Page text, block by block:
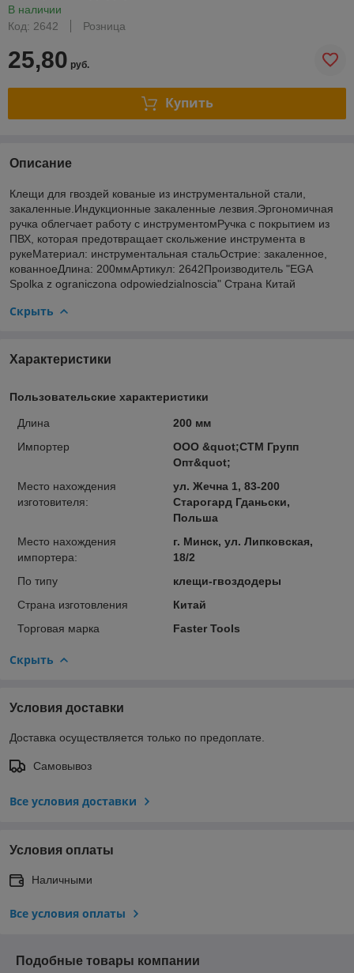
В наличии
Код: 2642
Розница
25,80 руб.
Купить
Описание
Клещи для гвоздей кованые из инструментальной стали,
закаленные.Индукционные закаленные лезвия.Эргономичная
ручка облегчает работу с инструментомРучка с покрытием из
ПВХ, которая предотвращает скольжение инструмента в
рукеМатериал: инструментальная стальОстрие: закаленное,
кованноеДлина: 200ммАртикул: 2642Производитель "EGA
Spolka z ograniczona odpowiedzialnoscia" Страна Китай
Скрыть
Характеристики
Пользовательские характеристики
Длина
200 мм
Импортер
ООО &quot;СТМ Групп
Опт&quot;
Место нахождения
изготовителя:
ул. Жечна 1, 83-200
Старогард Гданьски,
Польша
Место нахождения
импортера:
г. Минск, ул. Липковская,
18/2
По типу
клещи-гвоздодеры
Страна изготовления
Китай
Торговая марка
Faster Tools
Скрыть
Условия доставки
Доставка осуществляется только по предоплате.
Самовывоз
Все условия доставки
Условия оплаты
Наличными
Все условия оплаты
Подобные товары компании